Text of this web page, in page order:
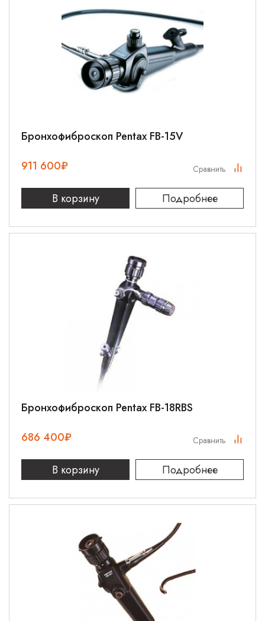
Бронхофиброскоп Pentax FB-15V
911 600₽
В корзину Подробнее
Сравнить
Бронхофиброскоп Pentax FB-18RBS
686 400₽
В корзину Подробнее
Сравнить